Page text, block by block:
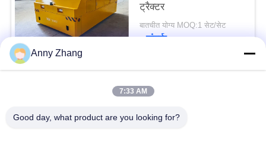
ट्रैक्टर
बातचीत योग्य MOQ:1 सेट/सेट
संपर्क
लोकप्रिय श्रेणियां
Anny Zhang
7:33 AM
Good day, what product are you looking for?